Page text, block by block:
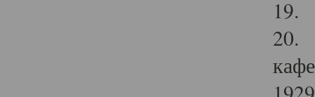
19.
20.